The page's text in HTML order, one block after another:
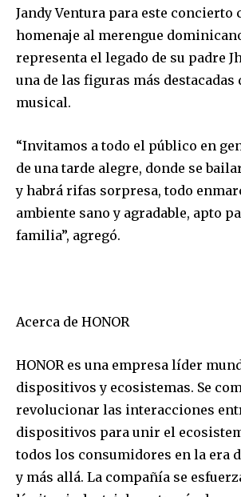
Jandy Ventura para este concierto
homenaje al merengue
representa el legado de su padre
una de las figuras más destacadas
musical.
“Invitamos a todo el público en
de una tarde alegre, donde se
y habrá rifas sorpresa, todo
ambiente sano y agradable, apto
familia”, agregó.
Acerca de HONOR
HONOR es una empresa líder
dispositivos y ecosistemas. Se
revolucionar las interacciones
dispositivos para unir el
todos los consumidores en la era
y más allá. La compañía se